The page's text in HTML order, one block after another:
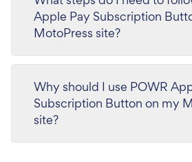
Apple Pay Subscription
MotoPress site?
Why should I use POWR
Subscription Button on my
site?